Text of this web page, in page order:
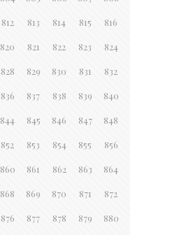
812 813 814 815 816
820 821 822 823 824
828 829 830 831 832
836 837 838 839 840
844 845 846 847 848
852 853 854 855 856
860 861 862 863 864
868 869 870 871 872
876 877 878 879 880